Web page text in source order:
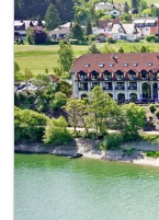
inkl.
inkl.
inkl. Außenpool
inkl. Nutzung der
inkl. Außen-
inkl.